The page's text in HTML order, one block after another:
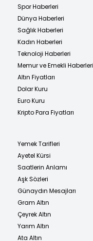
Spor Haberleri
Dünya Haberleri
Sağlık Haberleri
Kadın Haberleri
Teknoloji Haberleri
Memur ve Emekli Haberleri
Altın Fiyatları
Dolar Kuru
Euro Kuru
Kripto Para Fiyatları
Yemek Tarifleri
Ayetel Kürsi
Saatlerin Anlamı
Aşk Sözleri
Günaydın Mesajları
Gram Altın
Çeyrek Altın
Yarım Altın
Ata Altın